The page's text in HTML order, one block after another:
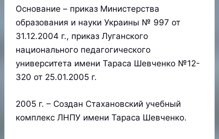
Основание – приказ Министерства
образования и науки Украины № 997 от
31.12.2004 г., приказ Луганского
национального педагогического
университета имени Тараса Шевченко №12-
320 от 25.01.2005 г.
2005 г. – Создан Стахановский учебный
комплекс ЛНПУ имени Тараса Шевченко.